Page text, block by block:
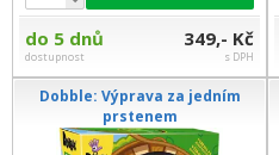
do 5 dnů
dostupnost
349,- Kč
s DPH
Dobble: Výprava za jedním
prstenem